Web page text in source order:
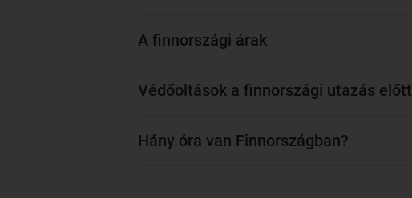
A finnországi árak
Védőoltások a finnországi utazás előtt
Hány óra van Finnországban?